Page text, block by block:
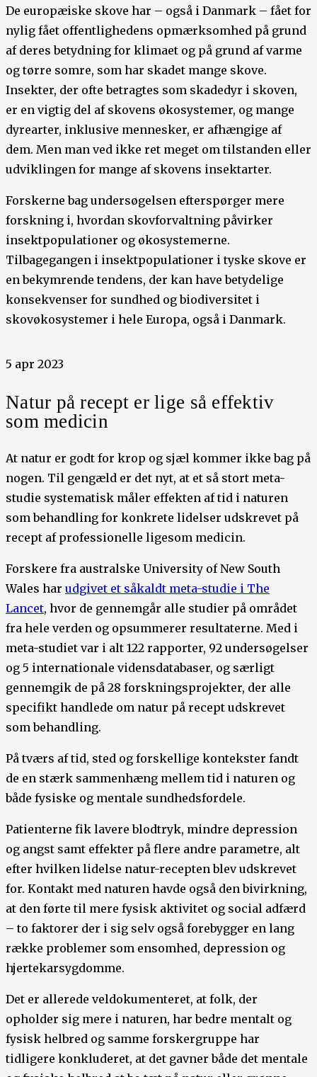
De europæiske skove har – også i Danmark – fået for
nylig fået offentlighedens opmærksomhed på grund
af deres betydning for klimaet og på grund af varme
og tørre somre, som har skadet mange skove.
Insekter, der ofte betragtes som skadedyr i skoven,
er en vigtig del af skovens økosystemer, og mange
dyrearter, inklusive mennesker, er afhængige af
dem. Men man ved ikke ret meget om tilstanden eller
udviklingen for mange af skovens insektarter.
Forskerne bag undersøgelsen efterspørger mere
forskning i, hvordan ​​skovforvaltning påvirker
insektpopulationer og økosystemerne.
Tilbagegangen i insektpopulationer i tyske skove er
en bekymrende tendens, der kan have betydelige
konsekvenser for sundhed og biodiversitet i
skovøkosystemer i hele Europa, også i Danmark.
5 apr 2023
Natur på recept er lige så effektiv
som medicin
At natur er godt for krop og sjæl kommer ikke bag på
nogen. Til gengæld er det nyt, at et så stort meta-
studie systematisk måler effekten af tid i naturen
som behandling for konkrete lidelser udskrevet på
recept af professionelle ligesom medicin.
Forskere fra australske University of New South
Wales har udgivet et såkaldt meta-studie i The
Lancet, hvor de gennemgår alle studier på området
fra hele verden og opsummerer resultaterne. Med i
meta-studiet var i alt 122 rapporter, 92 undersøgelser
og 5 internationale vidensdatabaser, og særligt
gennemgik de på 28 forskningsprojekter, der alle
specifikt handlede om natur på recept udskrevet
som behandling.
På tværs af tid, sted og forskellige kontekster fandt
de en stærk sammenhæng mellem tid i naturen og
både fysiske og mentale sundhedsfordele.
Patienterne fik lavere blodtryk, mindre depression
og angst samt effekter på flere andre parametre, alt
efter hvilken lidelse natur-recepten blev udskrevet
for. Kontakt med naturen havde også den bivirkning,
at den førte til mere fysisk aktivitet og social adfærd
– to faktorer der i sig selv også forebygger en lang
række problemer som ensomhed, depression og
hjertekarsygdomme.
Det er allerede veldokumenteret, at folk, der
opholder sig mere i naturen, har bedre mentalt og
fysisk helbred og samme forskergruppe har
tidligere konkluderet, at det gavner både det mentale